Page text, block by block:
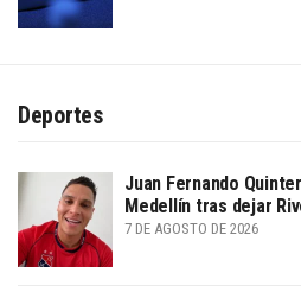
Deportes
Juan Fernando
Medellín tras dejar
7 DE AGOSTO DE 2026